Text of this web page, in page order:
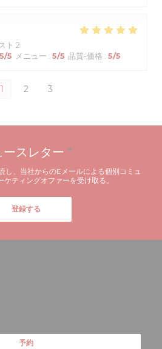
ト 2
5/5 メニュー : 5/5 品質-価格 : 5/5
1 2 3
ースレター *
し、当社からのEメールによる個別コミュ
ケティングオファーを受け取る。
登録する
ンドウで開きます))
予約